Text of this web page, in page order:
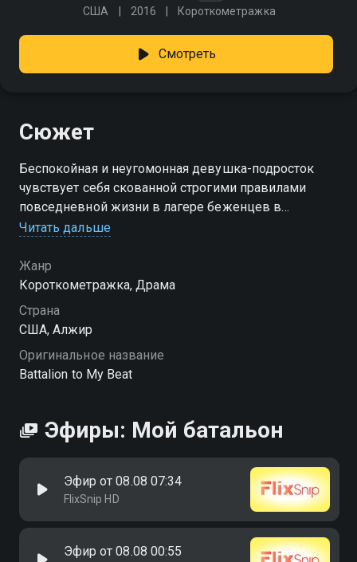
США 2016 Короткометражка
Смотреть
Сюжет
Беспокойная и неугомонная девушка-подросток
чувствует себя скованной строгими правилами
повседневной жизни в лагере беженцев в
Сахарави. Она сбегает, чтобы вступить в армию и
Читать дальше
Жанр
Короткометражка, Драма
Страна
США, Алжир
Оригинальное название
Battalion to My Beat
Эфиры: Мой батальон
Эфир от 08.08 07:34
FlixSnip HD
Эфир от 08.08 00:55